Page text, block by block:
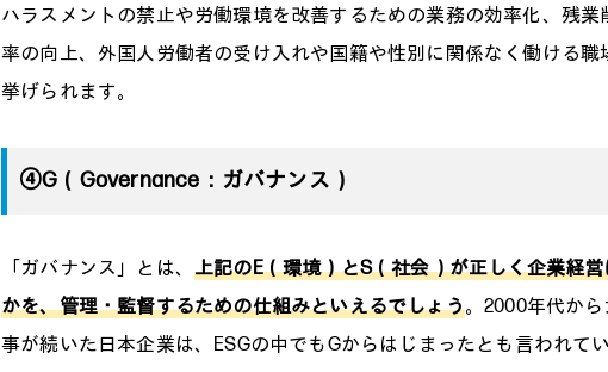
ハラスメントの禁止や労働環境を改善するための業務の効率化、残業
率の向上、外国人労働者の受け入れや国籍や性別に関係なく働ける職
挙げられます。
④G（Governance：ガバナンス）
「ガバナンス」とは、 上記のE（環境）とS（社会）が正しく企業経
かを、管理・監督するための仕組みといえるでしょう。2000年代か
事が続いた日本企業は、ESGの中でもGからはじまったとも言われてい